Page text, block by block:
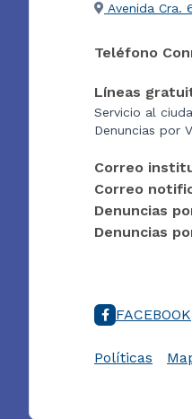
Avenida Cra.
Teléfono
Líneas
Servicio al
Denuncias por
Correo
Correo
Denuncias
Denuncias
FACEBOOK
Políticas